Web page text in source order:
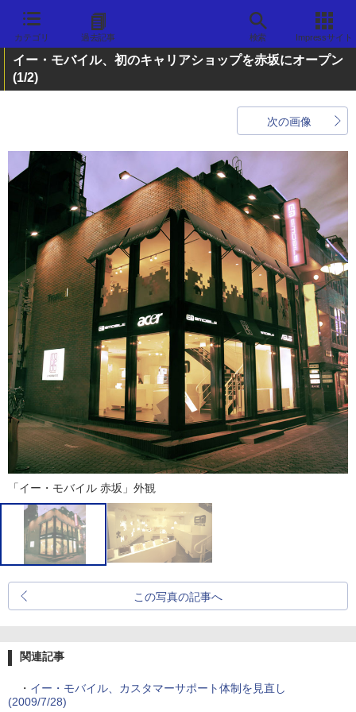
カテゴリ 過去記事 検索 Impressサイト
イー・モバイル、初のキャリアショップを赤坂にオープン
(1/2)
次の画像
「イー・モバイル 赤坂」外観
この写真の記事へ
関連記事
・ イー・モバイル、カスタマーサポート体制を見直し
(2009/7/28)